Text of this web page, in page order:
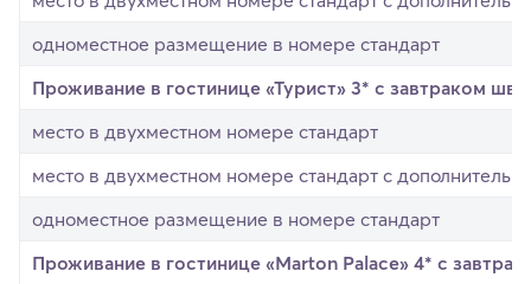
одноместное размещение в номере стандарт
Проживание в гостинице «Турист» 3* с завтраком
место в двухместном номере стандарт
место в двухместном номере стандарт с
одноместное размещение в номере стандарт
Проживание в гостинице «Marton Palace» 4* с